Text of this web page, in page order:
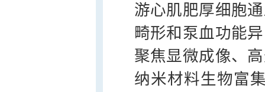
游心肌肥厚细胞
畸形和泵血功能
聚焦显微成像、
纳米材料生物富